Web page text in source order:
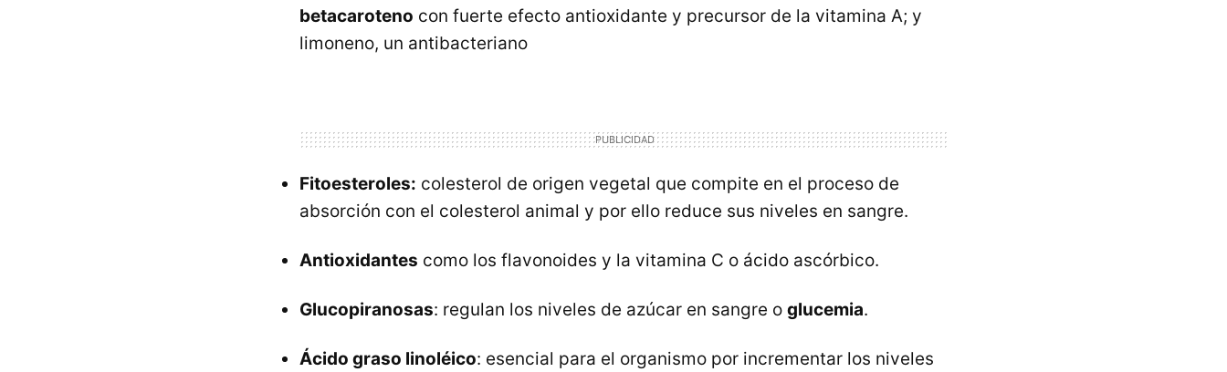
betacaroteno con fuerte efecto antioxidante y precursor de la vitamina A; y
limoneno, un antibacteriano
Fitoesteroles: colesterol de origen vegetal que compite en el proceso de
absorción con el colesterol animal y por ello reduce sus niveles en sangre.
Antioxidantes como los flavonoides y la vitamina C o ácido ascórbico.
Glucopiranosas: regulan los niveles de azúcar en sangre o glucemia.
Ácido graso linoléico: esencial para el organismo por incrementar los niveles